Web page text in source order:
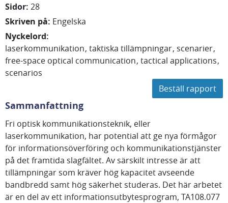
Sidor: 28
Skriven på: Engelska
Nyckelord:
laserkommunikation taktiska tillämpningar scenarier
free-space optical communication tactical applications
scenarios
Beställ rapport
Sammanfattning
Fri optisk kommunikationsteknik, eller
laserkommunikation, har potential att ge nya förmågor
för informationsöverföring och kommunikationstjänster
på det framtida slagfältet. Av särskilt intresse är att
tillämpningar som kräver hög kapacitet avseende
bandbredd samt hög säkerhet studeras. Det här arbetet
är en del av ett informationsutbytesprogram, TA108.077